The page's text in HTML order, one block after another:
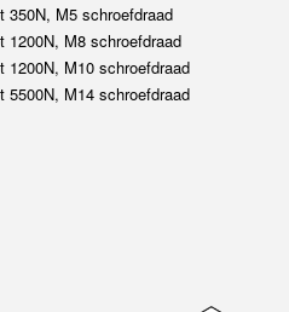
350N, M5 schroefdraad
1200N, M8 schroefdraad
1200N, M10 schroefdraad
5500N, M14 schroefdraad